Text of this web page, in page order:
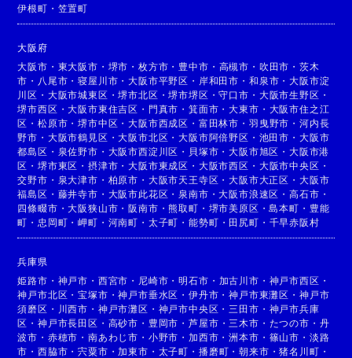
伊根町 ・ 笠置町
大阪府
大阪市 ・ 東大阪市 ・ 堺市 ・枚方市 ・ 豊中市 ・ 高槻市 ・ 吹田市 ・ 茨木
市 ・ 八尾市 ・寝屋川市 ・大阪市平野区 ・ 岸和田市 ・ 和泉市 ・大阪市淀
川区 ・ 大阪市城東区 ・堺市北区 ・堺市堺区 ・守口市 ・ 大阪市生野区 ・
堺市西区 ・大阪市東住吉区 ・ 門真市 ・箕面市 ・大東市 ・ 大阪市住之江
区 ・松原市 ・堺市中区 ・大阪市西成区 ・ 富田林市 ・ 羽曳野市 ・ 河内長
野市 ・ 大阪市鶴見区 ・大阪市北区 ・大阪市阿倍野区 ・ 池田市 ・ 大阪市
都島区 ・ 泉佐野市 ・ 大阪市西淀川区 ・ 貝塚市 ・大阪市旭区 ・大阪市港
区 ・堺市東区 ・摂津市 ・大阪市東成区 ・ 大阪市西区 ・ 大阪市中央区 ・
交野市 ・ 泉大津市 ・ 柏原市 ・ 大阪市天王寺区 ・大阪市大正区 ・ 大阪市
福島区 ・ 藤井寺市 ・ 大阪市此花区 ・ 泉南市 ・大阪市浪速区 ・高石市 ・
四條畷市 ・大阪狭山市 ・阪南市 ・熊取町 ・ 堺市美原区 ・島本町 ・ 豊能
町 ・忠岡町 ・岬町 ・ 河南町 ・ 太子町 ・能勢町 ・ 田尻町 ・ 千早赤阪村
兵庫県
姫路市 ・ 神戸市 ・ 西宮市 ・ 尼崎市 ・明石市 ・ 加古川市 ・ 神戸市西区 ・
神戸市北区 ・宝塚市 ・神戸市垂水区 ・伊丹市 ・神戸市東灘区 ・ 神戸市
須磨区 ・ 川西市 ・ 神戸市灘区 ・ 神戸市中央区 ・三田市 ・ 神戸市兵庫
区 ・神戸市長田区 ・ 高砂市 ・ 豊岡市 ・芦屋市 ・三木市 ・ たつの市 ・ 丹
波市 ・ 赤穂市 ・南あわじ市 ・ 小野市 ・加西市 ・洲本市 ・ 篠山市 ・ 淡路
市 ・西脇市 ・宍粟市 ・加東市 ・ 太子町 ・ 播磨町 ・朝来市 ・猪名川町 ・